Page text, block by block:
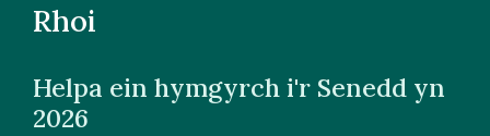
Rhoi
Helpa ein hymgyrch i'r Senedd yn
2026